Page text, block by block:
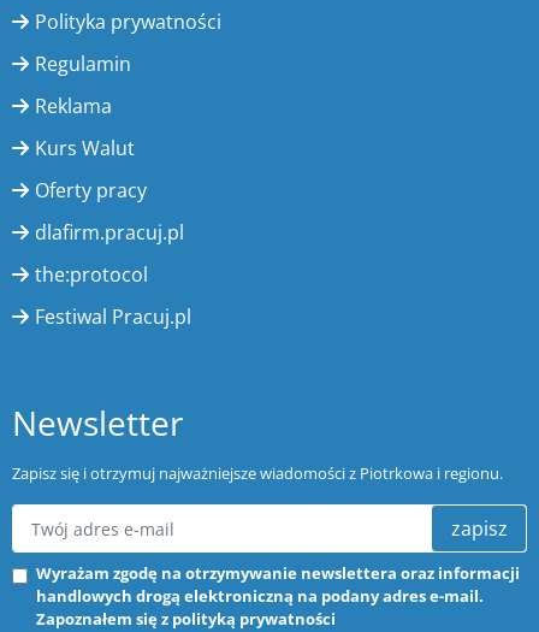
Polityka prywatności
Regulamin
Reklama
Kurs Walut
Oferty pracy
dlafirm.pracuj.pl
the:protocol
Festiwal Pracuj.pl
Newsletter
Zapisz się i otrzymuj najważniejsze wiadomości z Piotrkowa i regionu.
zapisz
Wyrażam zgodę na otrzymywanie newslettera oraz informacji
handlowych drogą elektroniczną na podany adres e-mail.
Zapoznałem się z polityką prywatności